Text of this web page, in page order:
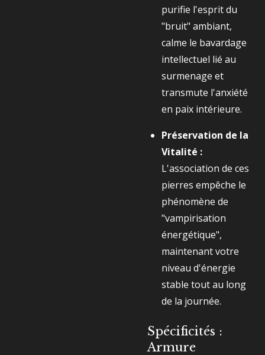
purifie l'esprit du
"bruit" ambiant,
calme le bavardage
intellectuel lié au
surmenage et
transmute l'anxiété
en paix intérieure.
Préservation de la
Vitalité :
L'association de ces
pierres empêche le
phénomène de
"vampirisation
énergétique",
maintenant votre
niveau d'énergie
stable tout au long
de la journée.
Spécificités :
Armure